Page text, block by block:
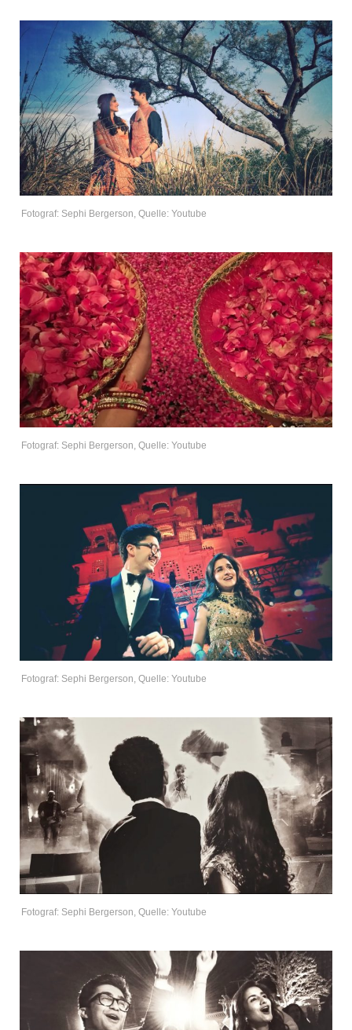
Fotograf: Sephi Bergerson, Quelle: Youtube
Fotograf: Sephi Bergerson, Quelle: Youtube
Fotograf: Sephi Bergerson, Quelle: Youtube
Fotograf: Sephi Bergerson, Quelle: Youtube